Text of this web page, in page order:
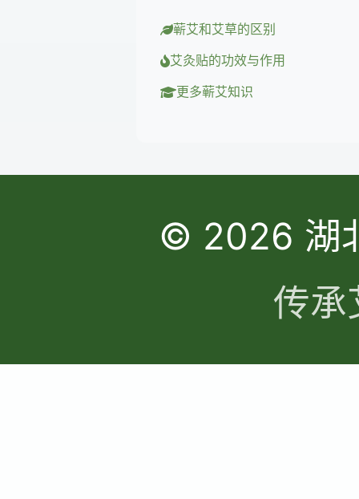
蕲艾和艾草的区别
艾灸贴的功效与作用
更多蕲艾知识
© 2026 湖
传承